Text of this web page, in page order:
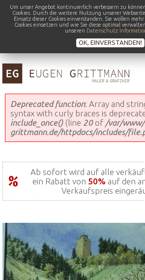
Um unser Angebot kontinuierlich verbessern zu
Cookies. Durch die weitere Nutzung unserer
Einsatz dieser Cookies einverstanden. Sie wollen
Cookies einsetzen und wie Sie diese optimal
unseren Datenschutz
OK, EINVERSTANDEN!
Fehlermeldung
Deprecated function: Array and
syntax with curly braces is
include_once()(line 20of /var/www/
grittmann.de/httpdocs/includes/
Ab sofort wird auf alle
ein Rabatt von 50% auf den
Verkaufspreis